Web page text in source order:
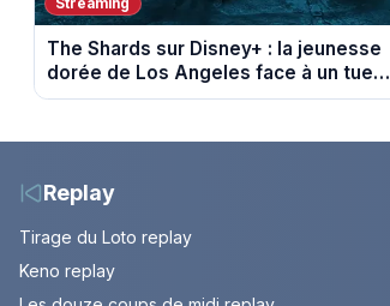
The Shards sur Disney+ : la jeunesse
dorée de Los Angeles face à un tueur
dans les années 80
Replay
Tirage du Loto replay
Keno replay